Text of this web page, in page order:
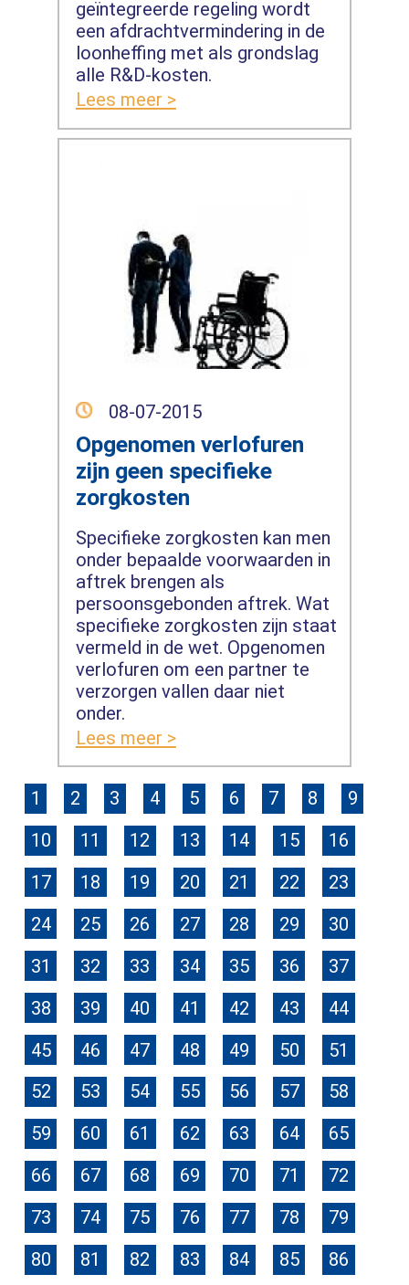
geïntegreerde regeling wordt
een afdrachtvermindering in de
loonheffing met als grondslag
alle R&D-kosten.
Lees meer >
08-07-2015
Opgenomen verlofuren
zijn geen specifieke
zorgkosten
Specifieke zorgkosten kan men
onder bepaalde voorwaarden in
aftrek brengen als
persoonsgebonden aftrek. Wat
specifieke zorgkosten zijn staat
vermeld in de wet. Opgenomen
verlofuren om een partner te
verzorgen vallen daar niet
onder.
Lees meer >
1 2 3 4 5 6 7 8
9
10
11 12 13 14 15
16
17
18 19 20 21 22
23
24
25 26 27 28 29
30
31
32 33 34 35 36
37
38
39 40 41 42 43
44
45
46 47 48 49 50
51
52
53 54 55 56 57
58
59
60 61 62 63 64
65
66
67 68 69 70 71
72
73
74 75 76 77 78
79
80
81 82 83 84 85
86